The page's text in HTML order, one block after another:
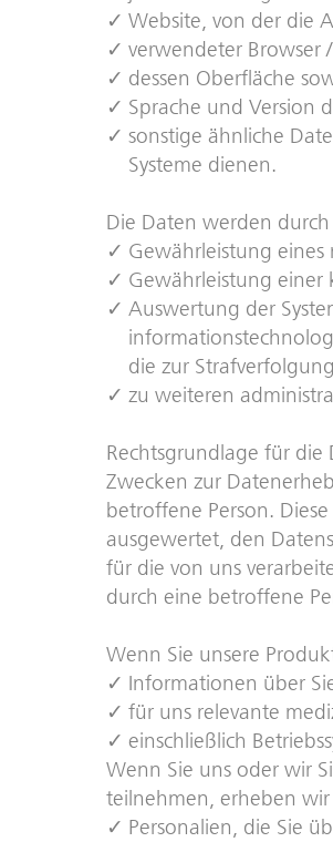
Website, von der die
verwendeter Browser
dessen Oberfläche
Sprache und Version
sonstige ähnliche
Systeme dienen.
Die Daten werden
Gewährleistung
Gewährleistung einer
Auswertung der
die zur
zu weiteren
Rechtsgrundlage für die
Zwecken zur
betroffene Person.
ausgewertet, den
für die von uns
durch eine betroffene
Wenn Sie unsere
Informationen über
für uns relevante
einschließlich
Wenn Sie uns oder wir
teilnehmen, erheben
Personalien, die Sie